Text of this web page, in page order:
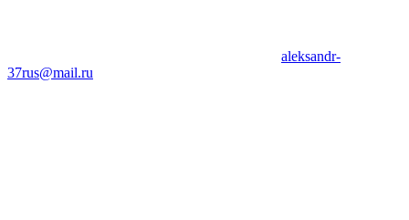
aleksandr-
37rus@mail.ru